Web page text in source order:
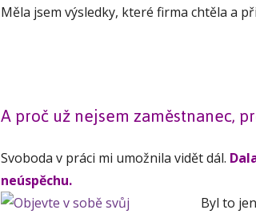
Měla jsem výsledky, které firma chtěla a
A proč už nejsem zaměstnanec,
Svoboda v práci mi umožnila vidět dál.
neúspěchu.
Byl to